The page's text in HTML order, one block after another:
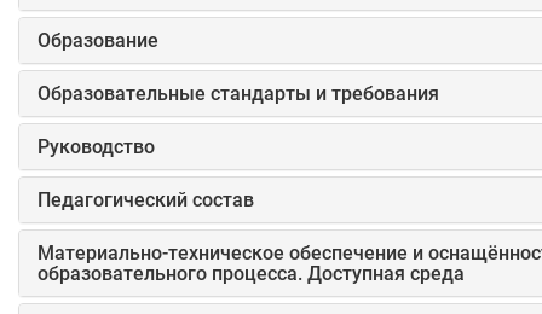
Образование
Образовательные стандарты и требования
Руководство
Педагогический состав
Материально-техническое обеспечение и
образовательного процесса. Доступная среда